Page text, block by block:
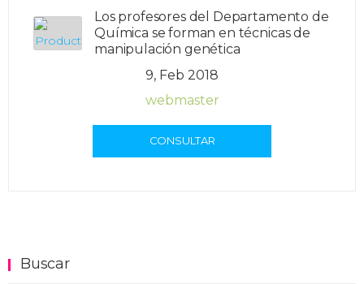
Los profesores del Departamento de
Química se forman en técnicas de
manipulación genética
9, Feb 2018
webmaster
CONSULTAR
Buscar